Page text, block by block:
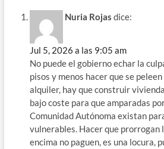
Nuria Rojas dice:
Jul 5, 2026 a las 9:05 am
No puede el gobierno echar la
pisos y menos hacer que se
alquiler, hay que construir
bajo coste para que amparadas
Comunidad Autónoma existan
vulnerables. Hacer que prorrogan
encima no paguen, es una locura,